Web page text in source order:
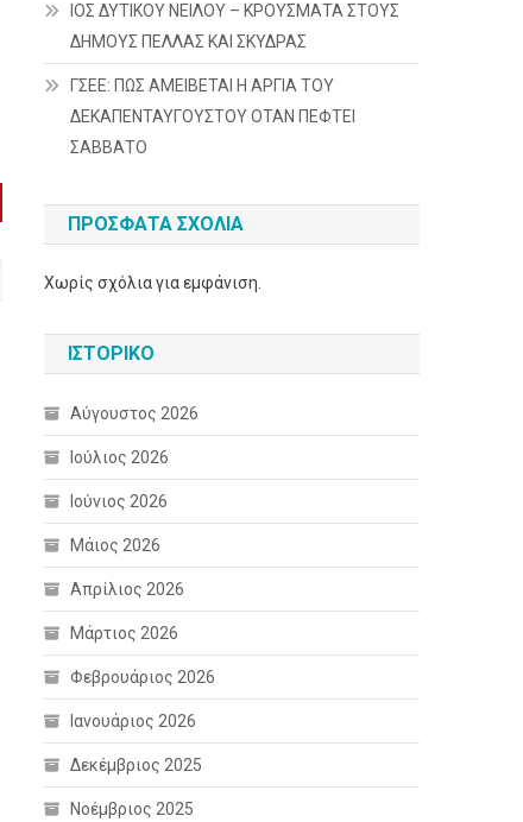
ΙΟΣ ΔΥΤΙΚΟΥ ΝΕΙΛΟΥ – ΚΡΟΥΣΜΑΤΑ ΣΤΟΥΣ
ΔΗΜΟΥΣ ΠΕΛΛΑΣ ΚΑΙ ΣΚΥΔΡΑΣ
ΓΣΕΕ: ΠΩΣ ΑΜΕΙΒΕΤΑΙ Η ΑΡΓΙΑ ΤΟΥ
ΔΕΚΑΠΕΝΤΑΥΓΟΥΣΤΟΥ ΟΤΑΝ ΠΕΦΤΕΙ
ΣΑΒΒΑΤΟ
ΠΡΌΣΦΑΤΑ ΣΧΌΛΙΑ
Χωρίς σχόλια για εμφάνιση.
ΙΣΤΟΡΙΚΌ
Αύγουστος 2026
Ιούλιος 2026
Ιούνιος 2026
Μάιος 2026
Απρίλιος 2026
Μάρτιος 2026
Φεβρουάριος 2026
Ιανουάριος 2026
Δεκέμβριος 2025
Νοέμβριος 2025